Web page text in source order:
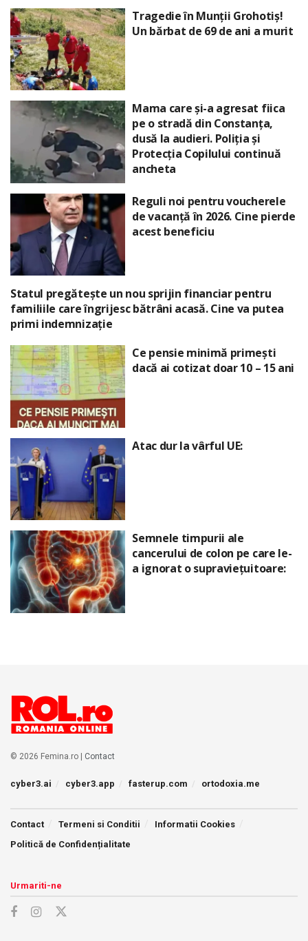
Tragedie în Munții Grohotiș!
Un bărbat de 69 de ani a murit
Mama care și-a agresat fiica
pe o stradă din Constanța,
dusă la audieri. Poliția și
Protecția Copilului continuă
ancheta
Reguli noi pentru voucherele
de vacanță în 2026. Cine pierde
acest beneficiu
Statul pregătește un nou sprijin financiar pentru
familiile care îngrijesc bătrâni acasă. Cine va putea
primi indemnizație
Ce pensie minimă primești
dacă ai cotizat doar 10 – 15 ani
Atac dur la vârful UE:
Semnele timpurii ale
cancerului de colon pe care le-
a ignorat o supraviețuitoare:
© 2026 Femina.ro | Contact
cyber3.ai cyber3.app fasterup.com ortodoxia.me
Contact Termeni si Conditii
Informatii Cookies
Politică de Confidențialitate
Urmariti-ne